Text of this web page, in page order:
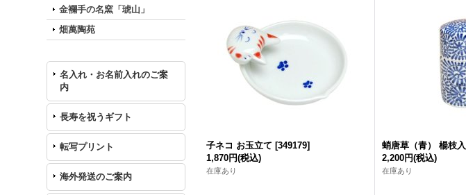
金襴手の名窯「琥山」
畑萬陶苑
名入れ・お名前入れのご案
内
長寿を祝うギフト
転写プリント
海外発送のご案内
子ネコ お玉立て [349179]
1,870円(税込)
在庫あり
蛸唐草（青） 楊枝入
2,200円(税込)
在庫あり